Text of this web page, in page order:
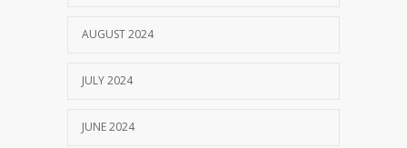
AUGUST 2024
JULY 2024
JUNE 2024